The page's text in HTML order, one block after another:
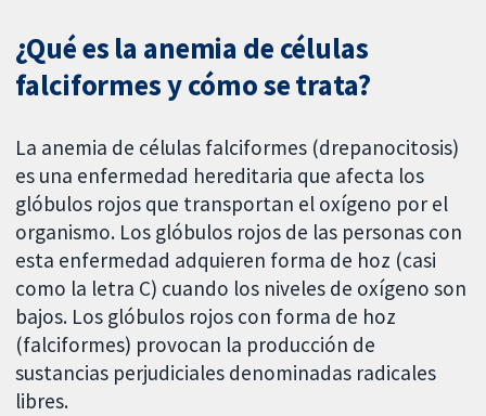
¿Qué es la anemia de células
falciformes y cómo se trata?
La anemia de células falciformes (drepanocitosis)
es una enfermedad hereditaria que afecta los
glóbulos rojos que transportan el oxígeno por el
organismo. Los glóbulos rojos de las personas con
esta enfermedad adquieren forma de hoz (casi
como la letra C) cuando los niveles de oxígeno son
bajos. Los glóbulos rojos con forma de hoz
(falciformes) provocan la producción de
sustancias perjudiciales denominadas radicales
libres.